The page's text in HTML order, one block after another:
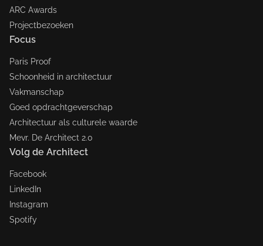
ARC Awards
Projectbezoeken
Focus
Paris Proof
Schoonheid in architectuur
Vakmanschap
Goed opdrachtgeverschap
Architectuur als culturele waarde
Mevr. De Architect 2.0
Volg de Architect
Facebook
LinkedIn
Instagram
Spotify